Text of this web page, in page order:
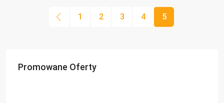
1 2 3 4 5
Promowane Oferty